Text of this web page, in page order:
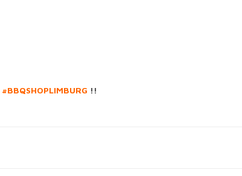
#BBQSHOPLIMBURG !!